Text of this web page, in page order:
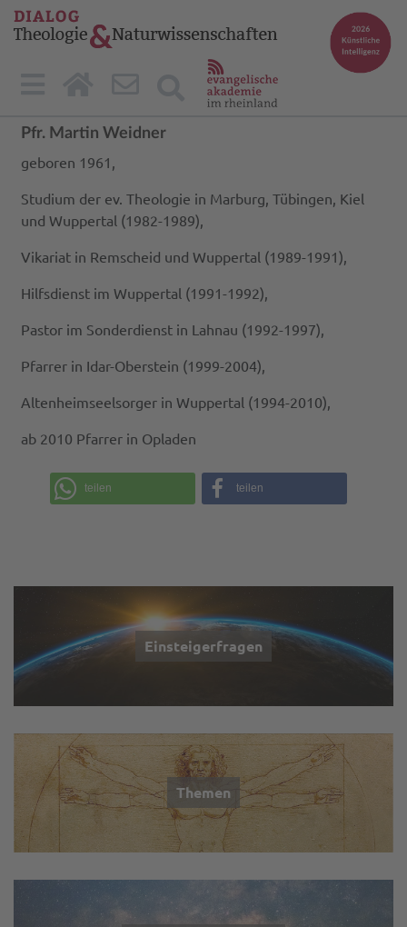
Pfr. Martin Weidner
geboren 1961,
Studium der ev. Theologie in Marburg, Tübingen, Kiel
und Wuppertal (1982-1989),
Vikariat in Remscheid und Wuppertal (1989-1991),
Hilfsdienst im Wuppertal (1991-1992),
Pastor im Sonderdienst in Lahnau (1992-1997),
Pfarrer in Idar-Oberstein (1999-2004),
Altenheimseelsorger in Wuppertal (1994-2010),
ab 2010 Pfarrer in Opladen
teilen teilen
Einsteigerfragen
Themen